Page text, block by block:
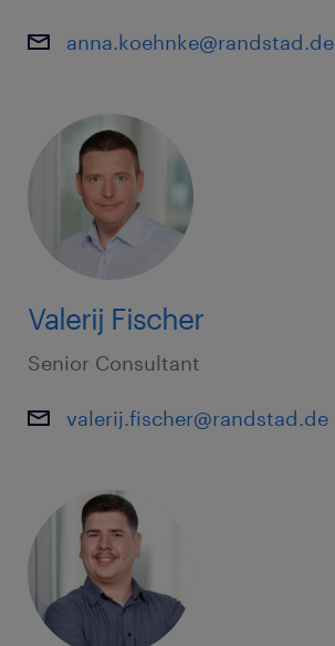
anna.koehnke@randstad.de
Valerij Fischer
Senior Consultant
valerij.fischer@randstad.de